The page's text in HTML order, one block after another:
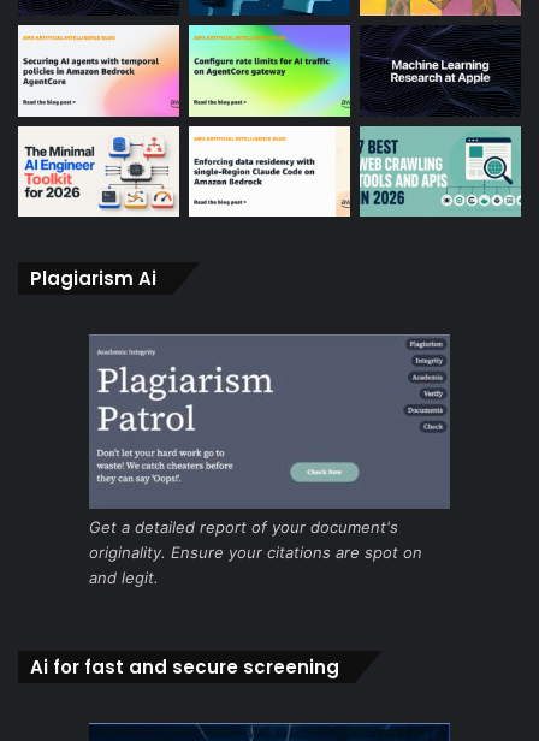
Plagiarism Ai
Get a detailed report of your document's
originality. Ensure your citations are spot on
and legit.
Ai for fast and secure screening